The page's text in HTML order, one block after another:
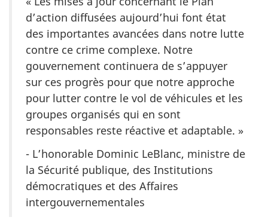
d’action diffusées aujourd’hui font état
des importantes avancées dans notre lutte
contre ce crime complexe. Notre
gouvernement continuera de s’appuyer
sur ces progrès pour que notre approche
pour lutter contre le vol de véhicules et les
groupes organisés qui en sont
responsables reste réactive et adaptable. »
- L’honorable Dominic LeBlanc, ministre de
la Sécurité publique, des Institutions
démocratiques et des Affaires
intergouvernementales